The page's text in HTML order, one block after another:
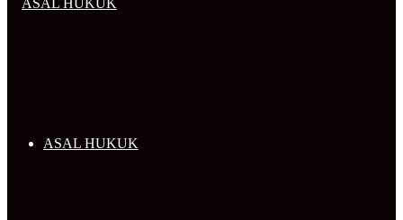
ASAL HUKUK